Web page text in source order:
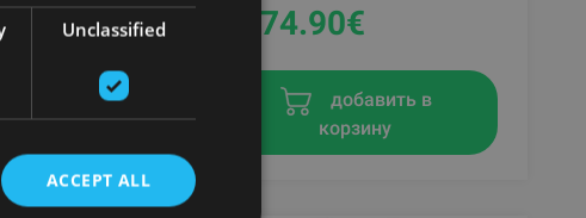
в
От 74.90€
добавить в
корзину
Unclassified
ACCEPT ALL